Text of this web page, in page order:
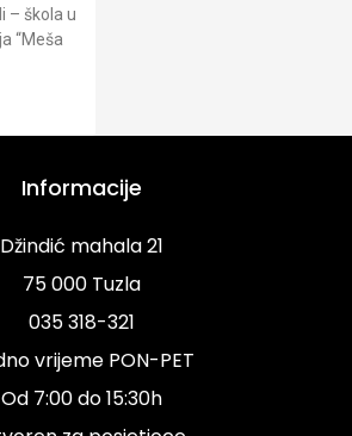
– škola u
“Meša
Informacije
Džindić mahala 21
75 000 Tuzla
035 318-321
vrijeme PON-PET
Od 7:00 do 15:30h